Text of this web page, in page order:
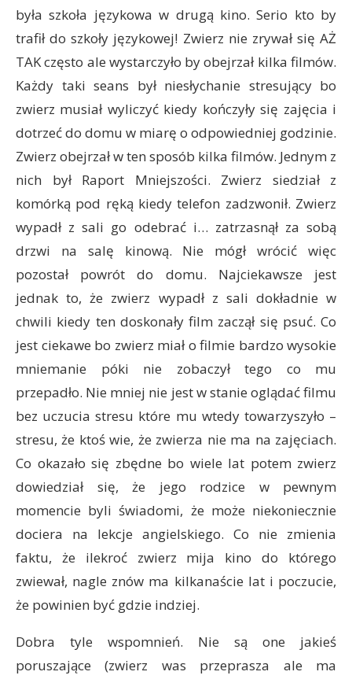
była szkoła językowa w drugą kino. Serio kto by
trafił do szkoły językowej! Zwierz nie zrywał się AŻ
TAK często ale wystarczyło by obejrzał kilka filmów.
Każdy taki seans był niesłychanie stresujący bo
zwierz musiał wyliczyć kiedy kończyły się zajęcia i
dotrzeć do domu w miarę o odpowiedniej godzinie.
Zwierz obejrzał w ten sposób kilka filmów. Jednym z
nich był Raport Mniejszości. Zwierz siedział z
komórką pod ręką kiedy telefon zadzwonił. Zwierz
wypadł z sali go odebrać i… zatrzasnął za sobą
drzwi na salę kinową. Nie mógł wrócić więc
pozostał powrót do domu. Najciekawsze jest
jednak to, że zwierz wypadł z sali dokładnie w
chwili kiedy ten doskonały film zaczął się psuć. Co
jest ciekawe bo zwierz miał o filmie bardzo wysokie
mniemanie póki nie zobaczył tego co mu
przepadło. Nie mniej nie jest w stanie oglądać filmu
bez uczucia stresu które mu wtedy towarzyszyło –
stresu, że ktoś wie, że zwierza nie ma na zajęciach.
Co okazało się zbędne bo wiele lat potem zwierz
dowiedział się, że jego rodzice w pewnym
momencie byli świadomi, że może niekoniecznie
dociera na lekcje angielskiego. Co nie zmienia
faktu, że ilekroć zwierz mija kino do którego
zwiewał, nagle znów ma kilkanaście lat i poczucie,
że powinien być gdzie indziej.
Dobra tyle wspomnień. Nie są one jakieś
poruszające (zwierz was przeprasza ale ma